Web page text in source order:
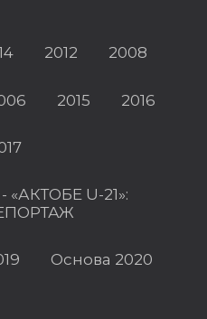
2012 2008
2015 2016
«АКТОБЕ U-21»:
Основа 2020